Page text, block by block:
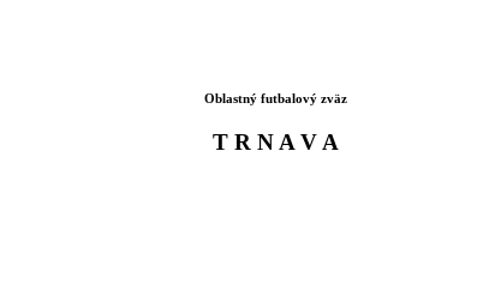
Oblastný futbalový zväz
T R N A V A